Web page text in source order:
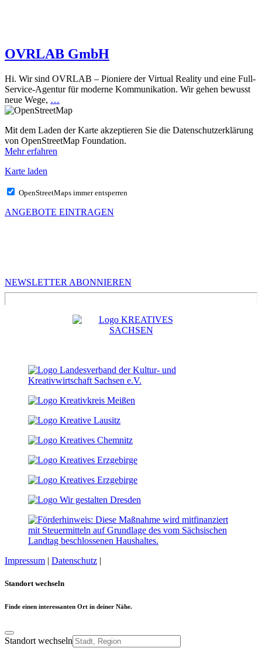
OVRLAB GmbH
Hi. Wir sind OVRLAB – Pioniere der Virtual Reality und eine Full-
Service-Agentur für moderne Kommunikation. Wir gehen bewusst
neue Wege, …
Mit dem Laden der Karte akzeptieren Sie die Datenschutzerklärung
von OpenStreetMap Foundation.
Mehr erfahren
Karte laden
OpenStreetMaps immer entsperren
ANGEBOTE EINTRAGEN
NEWSLETTER ABONNIEREN
Impressum | Datenschutz |
Standort wechseln
Finde einen interessanten Ort in deiner Nähe.
Standort wechseln